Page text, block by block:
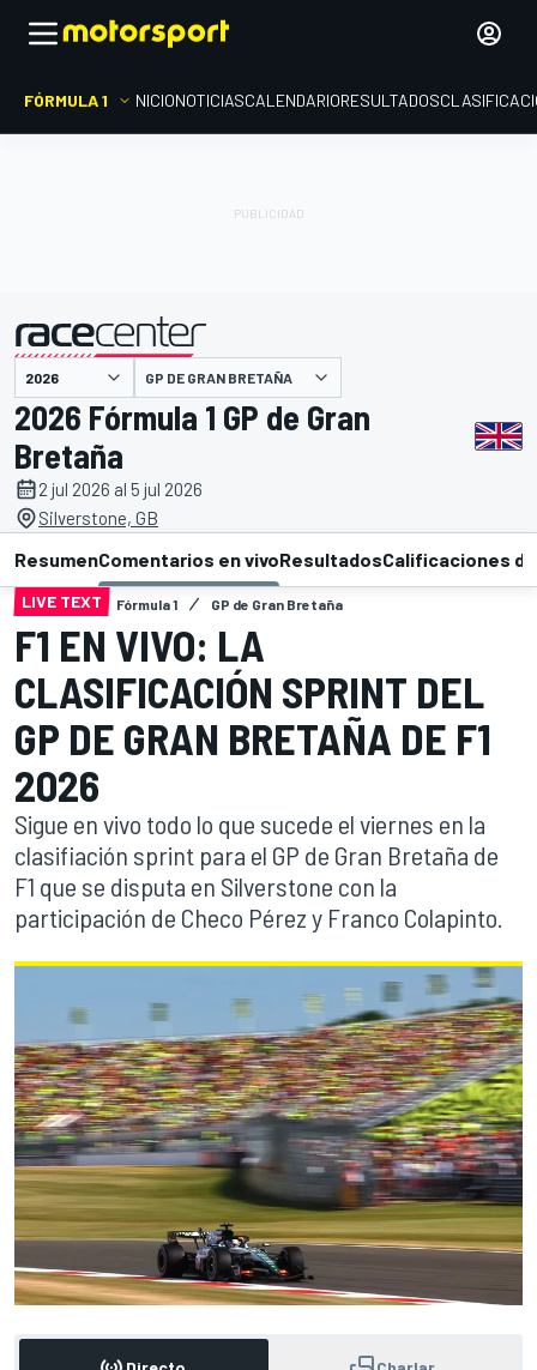
FÓRMULA 1 INICIONOTICIASCALENDARIORESULTADOS
GP DE GRAN BRETAÑA
2026 Fórmula 1 GP de Gran
Bretaña
2 jul 2026 al 5 jul 2026
Silverstone, GB
ResumenComentarios en vivoResultadosCalificaciones
LIVE TEXT Fórmula 1 GP de Gran Bretaña
F1 EN VIVO: LA
CLASIFICACIÓN SPRINT DEL
GP DE GRAN BRETAÑA DE F1
2026
Sigue en vivo todo lo que sucede el viernes en la
clasifiación sprint para el GP de Gran Bretaña de
F1 que se disputa en Silverstone con la
participación de Checo Pérez y Franco Colapinto.